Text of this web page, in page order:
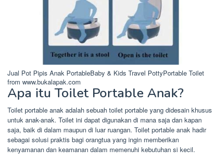
Jual Pot Pipis Anak PortableBaby & Kids Travel PottyPortable Toilet
from www.bukalapak.com
Apa itu Toilet Portable Anak?
Toilet portable anak adalah sebuah toilet portable yang didesain khusus
untuk anak-anak. Toilet ini dapat digunakan di mana saja dan kapan
saja, baik di dalam maupun di luar ruangan. Toilet portable anak hadir
sebagai solusi praktis bagi orangtua yang ingin memberikan
kenyamanan dan keamanan dalam memenuhi kebutuhan si kecil.